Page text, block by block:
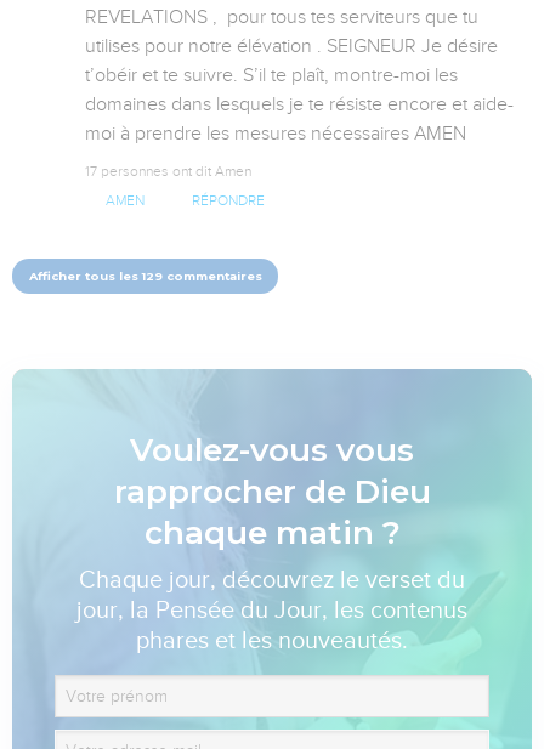
REVELATIONS ,  pour tous tes serviteurs que tu
utilises pour notre élévation . SEIGNEUR Je désire
t’obéir et te suivre. S’il te plaît, montre-moi les
domaines dans lesquels je te résiste encore et aide-
moi à prendre les mesures nécessaires AMEN
17 personnes ont dit Amen
AMEN RÉPONDRE
Afficher tous les 129 commentaires
Voulez-vous vous
rapprocher de Dieu
chaque matin ?
Chaque jour, découvrez le verset du
jour, la Pensée du Jour, les contenus
phares et les nouveautés.